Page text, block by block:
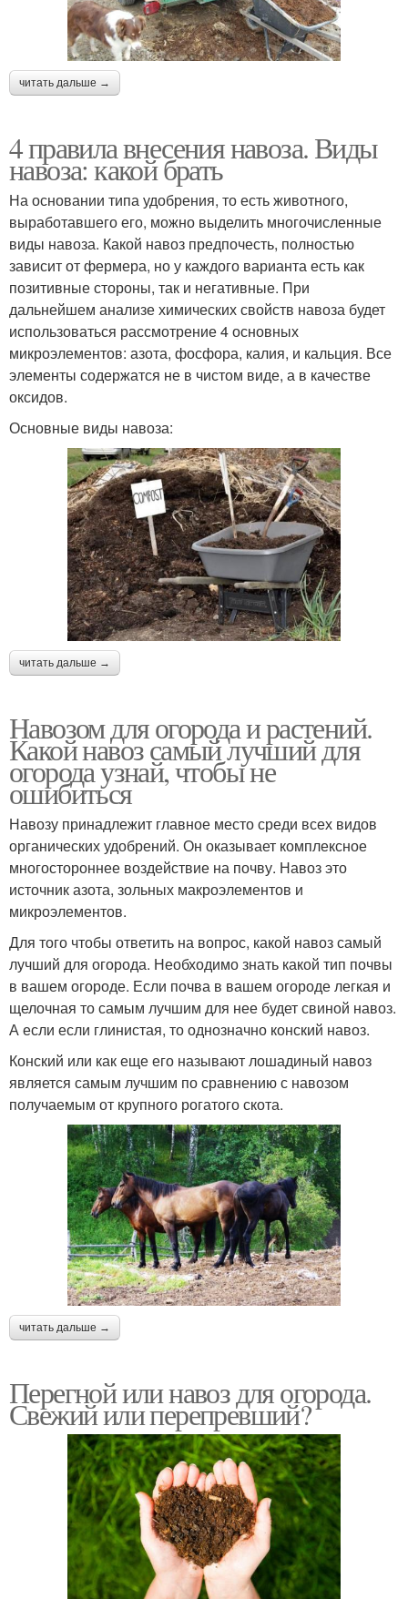
читать дальше →
4 правила внесения навоза. Виды
навоза: какой брать
На основании типа удобрения, то есть животного,
выработавшего его, можно выделить многочисленные
виды навоза. Какой навоз предпочесть, полностью
зависит от фермера, но у каждого варианта есть как
позитивные стороны, так и негативные. При
дальнейшем анализе химических свойств навоза будет
использоваться рассмотрение 4 основных
микроэлементов: азота, фосфора, калия, и кальция. Все
элементы содержатся не в чистом виде, а в качестве
оксидов.
Основные виды навоза:
читать дальше →
Навозом для огорода и растений.
Какой навоз самый лучший для
огорода узнай, чтобы не
ошибиться
Навозу принадлежит главное место среди всех видов
органических удобрений. Он оказывает комплексное
многостороннее воздействие на почву. Навоз это
источник азота, зольных макроэлементов и
микроэлементов.
Для того чтобы ответить на вопрос, какой навоз самый
лучший для огорода. Необходимо знать какой тип почвы
в вашем огороде. Если почва в вашем огороде легкая и
щелочная то самым лучшим для нее будет свиной навоз.
А если если глинистая, то однозначно конский навоз.
Конский или как еще его называют лошадиный навоз
является самым лучшим по сравнению с навозом
получаемым от крупного рогатого скота.
читать дальше →
Перегной или навоз для огорода.
Свежий или перепревший?